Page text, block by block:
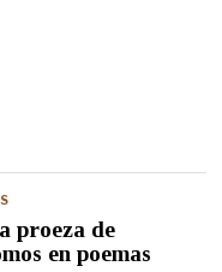
proeza de
en poemas